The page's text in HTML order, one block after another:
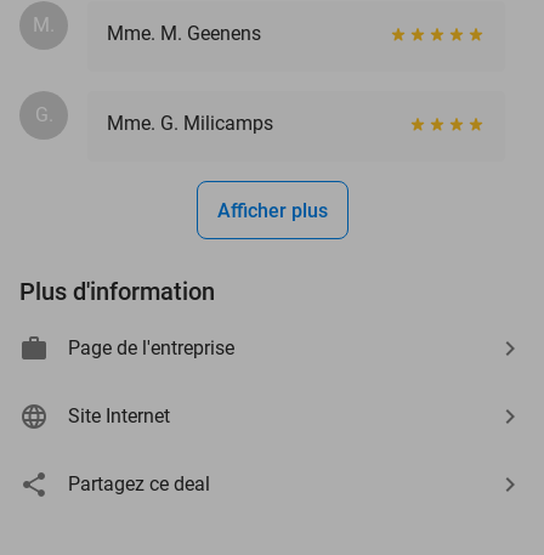
M. Mme. M. Geenens
G. Mme. G. Milicamps
Afficher plus
Plus d'information
Page de l'entreprise
Site Internet
Partagez ce deal